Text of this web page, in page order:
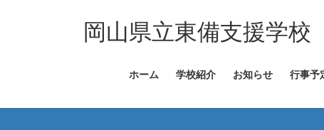
ス
ン
岡山県立東備支援学校
ホーム 学校紹介 お知らせ 行事予